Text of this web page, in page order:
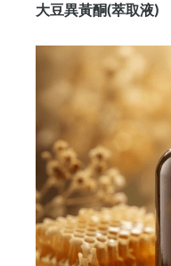
大豆異黃酮(萃取液)